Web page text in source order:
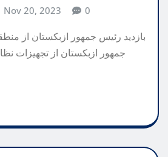
Nov 20, 2023 0
بازدید رئیس جمهور ازبکستان از
جمهور ازبکستان از تجهیزات